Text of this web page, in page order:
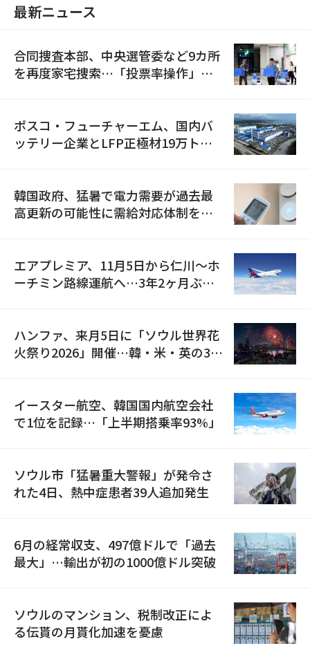
最新ニュース
合同捜査本部、中央選管委など9カ所
を再度家宅捜索…「投票率操作」の
ポスコ・フューチャーエム、国内バ
ッテリー企業とLFP正極材19万トン
韓国政府、猛暑で電力需要が過去最
高更新の可能性に需給対応体制を点
エアプレミア、11月5日から仁川〜ホ
ーチミン路線運航へ…3年2ヶ月ぶり
ハンファ、来月5日に「ソウル世界花
火祭り2026」開催…韓・米・英の3カ
イースター航空、韓国国内航空会社
で1位を記録…「上半期搭乗率93%」
ソウル市「猛暑重大警報」が発令さ
れた4日、熱中症患者39人追加発生
6月の経常収支、497億ドルで「過去
最大」…輸出が初の1000億ドル突破
ソウルのマンション、税制改正によ
る伝貰の月貰化加速を憂慮